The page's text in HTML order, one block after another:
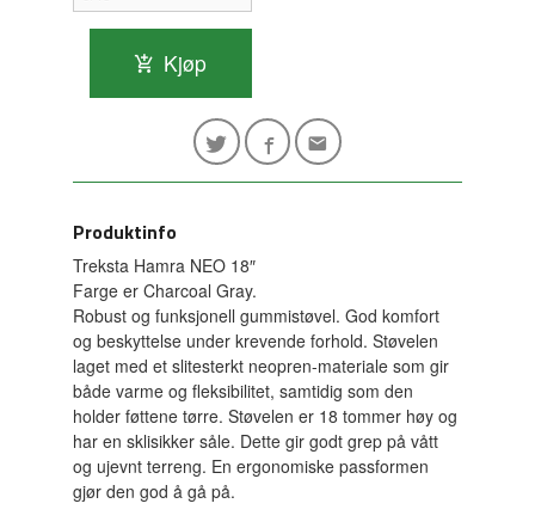
Kjøp
Produktinfo
Treksta Hamra NEO 18″
Farge er Charcoal Gray.
Robust og funksjonell gummistøvel. God komfort
og beskyttelse under krevende forhold. Støvelen
laget med et slitesterkt neopren-materiale som gir
både varme og fleksibilitet, samtidig som den
holder føttene tørre. Støvelen er 18 tommer høy og
har en sklisikker såle. Dette gir godt grep på vått
og ujevnt terreng. En ergonomiske passformen
gjør den god å gå på.